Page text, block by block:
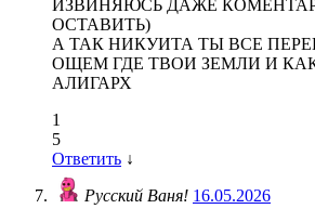
ИЗВИНЯЮСЬ ДАЖЕ
ОСТАВИТЬ)
А ТАК НИКУИТА ТЫ ВСЕ
ОЩЕМ ГДЕ ТВОИ ЗЕМЛИ И
АЛИГАРХ
1
5
Ответить ↓
Русский Ваня! 16.05.2026